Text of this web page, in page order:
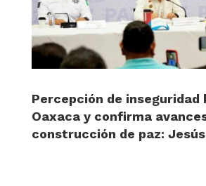
Percepción de inseguridad
Oaxaca y confirma
construcción de paz: